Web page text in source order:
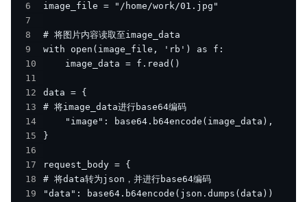
6
7
8
9
10
11
12
13
14
15
16
17
18
19